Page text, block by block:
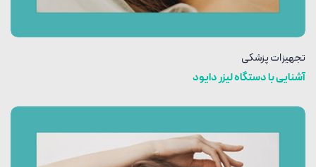
تجهیزات پزشکی
آشنایی با دستگاه لیزر دایود